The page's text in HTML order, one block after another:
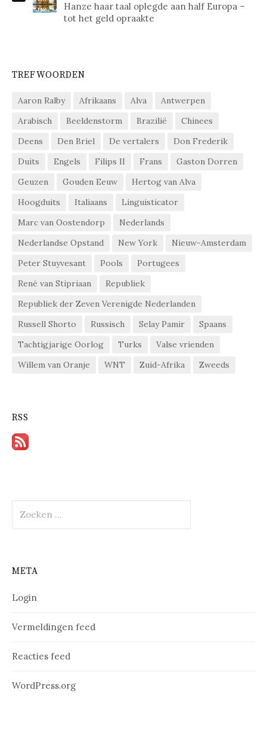
Hanze haar taal oplegde aan half Europa –
tot het geld opraakte
TREFWOORDEN
Aaron Ralby Afrikaans Alva
Antwerpen
Arabisch
Beeldenstorm Brazilië
Chinees
Deens
Den Briel De vertalers
Don Frederik
Duits
Engels Filips II Frans
Gaston Dorren
Geuzen
Gouden Eeuw
Hertog van Alva
Hoogduits
Italiaans
Linguisticator
Marc van Oostendorp
Nederlands
Nederlandse Opstand
New York
Nieuw-Amsterdam
Peter Stuyvesant
Pools
Portugees
René van Stipriaan
Republiek
Republiek der Zeven Verenigde Nederlanden
Russell Shorto
Russisch Selay Pamir
Spaans
Tachtigjarige Oorlog
Turks
Valse vrienden
Willem van Oranje
WNT Zuid-Afrika Zweeds
RSS
naar:
META
Login
Vermeldingen feed
Reacties feed
WordPress.org